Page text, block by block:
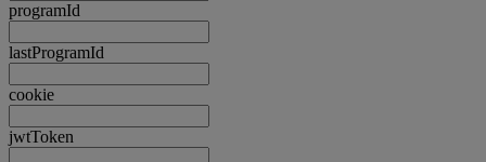
programId
lastProgramId
cookie
jwtToken